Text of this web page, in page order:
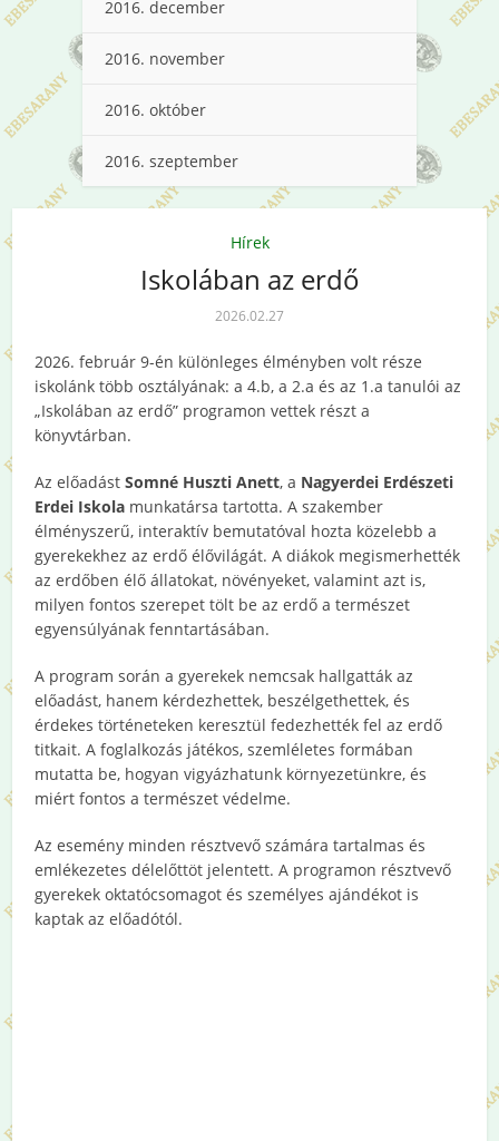
2016. december
2016. november
2016. október
2016. szeptember
Hírek
Iskolában az erdő
2026.02.27
2026. február 9-én különleges élményben volt része
iskolánk több osztályának: a 4.b, a 2.a és az 1.a tanulói az
„Iskolában az erdő” programon vettek részt a
könyvtárban.
Az előadástSomné Huszti Anett, a Nagyerdei Erdészeti
Erdei Iskola munkatársa tartotta. A szakember
élményszerű, interaktív bemutatóval hozta közelebb a
gyerekekhez az erdő élővilágát. A diákok megismerhették
az erdőben élő állatokat, növényeket, valamint azt is,
milyen fontos szerepet tölt be az erdő a természet
egyensúlyának fenntartásában.
A program során a gyerekek nemcsak hallgatták az
előadást, hanem kérdezhettek, beszélgethettek, és
érdekes történeteken keresztül fedezhették fel az erdő
titkait. A foglalkozás játékos, szemléletes formában
mutatta be, hogyan vigyázhatunk környezetünkre, és
miért fontos a természet védelme.
Az esemény minden résztvevő számára tartalmas és
emlékezetes délelőttöt jelentett. A programon résztvevő
gyerekek oktatócsomagot és személyes ajándékot is
kaptak az előadótól.